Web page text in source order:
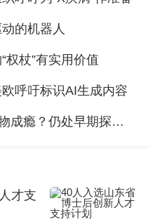
的机器人
权杖”有实用价值
呼吁标识AI生成内容
“减肥神药”可治阿片类药物成瘾？仍处早期探索阶段
才支